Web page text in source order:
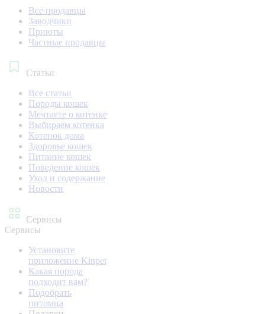
Все продавцы
Заводчики
Приюты
Частные продавцы
Статьи
Все статьи
Породы кошек
Мечтаете о котенке
Выбираем котенка
Котенок дома
Здоровье кошек
Питание кошек
Поведение кошек
Уход и содержание
Новости
Сервисы
Сервисы
Установите
приложение Kinpet
Какая порода
подходит вам?
Подобрать
питомца